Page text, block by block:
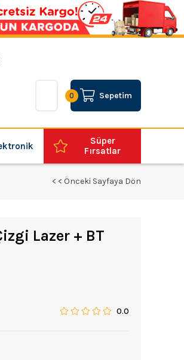
Sepetim
0
Süper
Fırsatlar
< < Önceki Sayfaya Dön
Lazer + BT
0.0